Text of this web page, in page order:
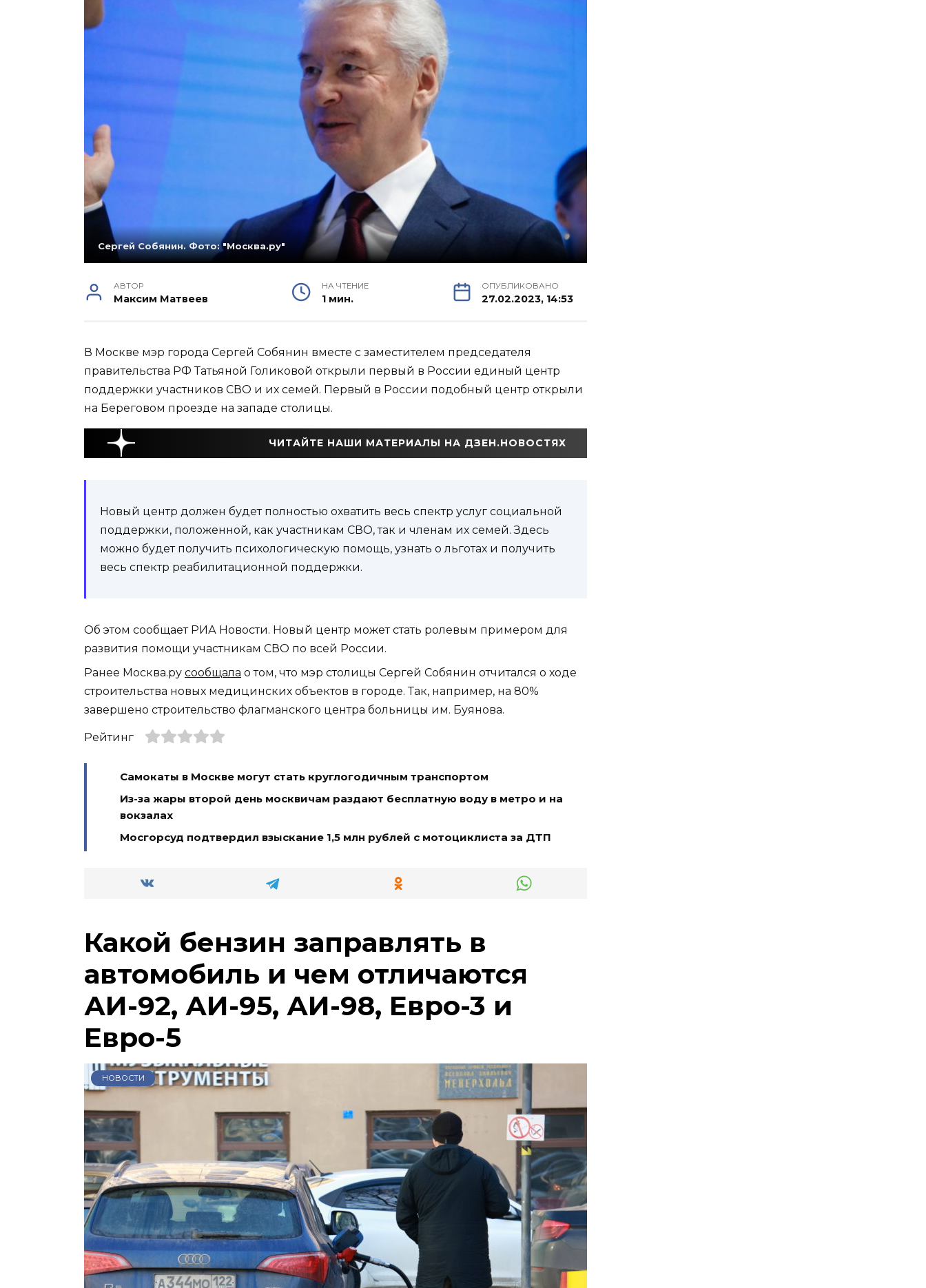
Сергей Собянин. Фото: "Москва.ру"
АВТОР
Максим Матвеев
НА ЧТЕНИЕ
1 мин.
ОПУБЛИКОВАНО
27.02.2023, 14:53
В Москве мэр города Сергей Собянин вместе с заместителем председателя
правительства РФ Татьяной Голиковой открыли первый в России единый центр
поддержки участников СВО и их семей. Первый в России подобный центр открыли
на Береговом проезде на западе столицы.
ЧИТАЙТЕ НАШИ МАТЕРИАЛЫ НА ДЗЕН.НОВОСТЯХ
Новый центр должен будет полностью охватить весь спектр услуг социальной
поддержки, положенной, как участникам СВО, так и членам их семей. Здесь
можно будет получить психологическую помощь, узнать о льготах и получить
весь спектр реабилитационной поддержки.
Об этом сообщает РИА Новости. Новый центр может стать ролевым примером для
развития помощи участникам СВО по всей России.
Ранее Москва.ру сообщала о том, что мэр столицы Сергей Собянин отчитался о ходе
строительства новых медицинских объектов в городе. Так, например, на 80%
завершено строительство флагманского центра больницы им. Буянова.
Рейтинг
Самокаты в Москве могут стать круглогодичным транспортом
Из-за жары второй день москвичам раздают бесплатную воду в метро и на
вокзалах
Мосгорсуд подтвердил взыскание 1,5 млн рублей с мотоциклиста за ДТП
Какой бензин заправлять в
автомобиль и чем отличаются
АИ-92, АИ-95, АИ-98, Евро-3 и
Евро-5
НОВОСТИ